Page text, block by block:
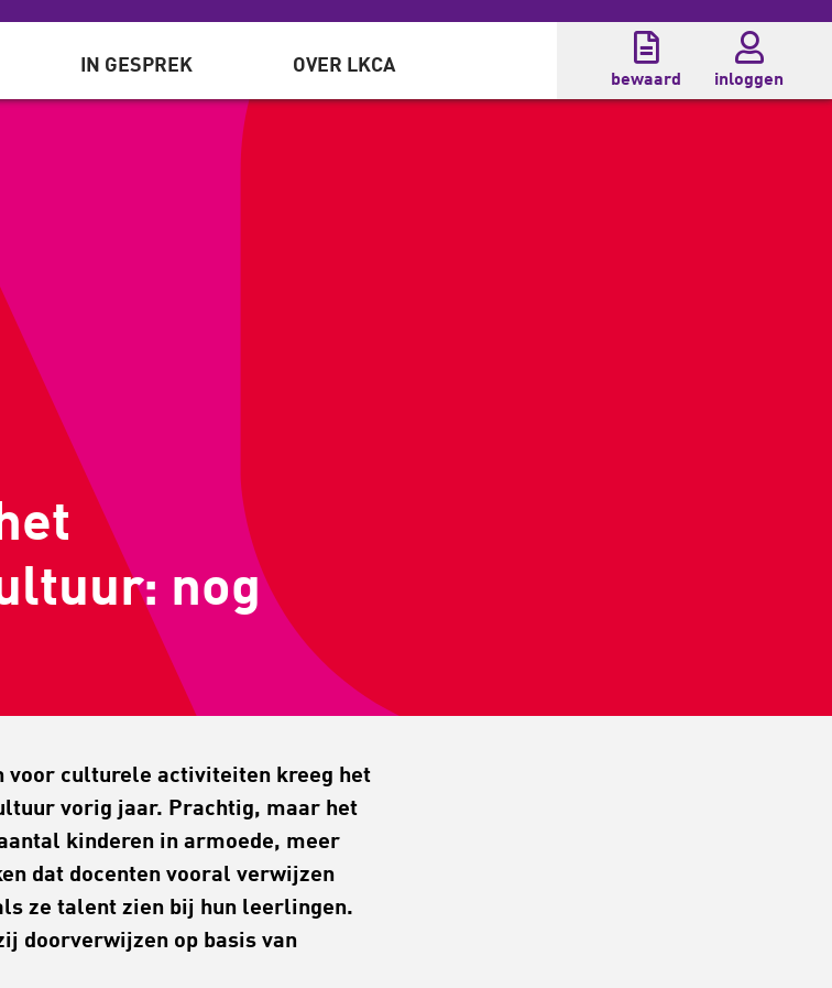
IN GESPREK OVER LKCA
bewaard inloggen
nog
voor culturele activiteiten kreeg het
vorig jaar. Prachtig, maar het
kinderen in armoede, meer
dat docenten vooral verwijzen
ze talent zien bij hun leerlingen.
doorverwijzen op basis van